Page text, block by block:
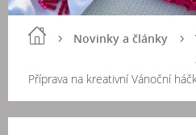
Novinky a články
Příprava na kreativní Vánoční